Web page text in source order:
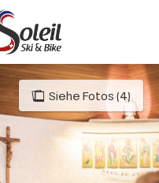
Siehe Fotos (4)